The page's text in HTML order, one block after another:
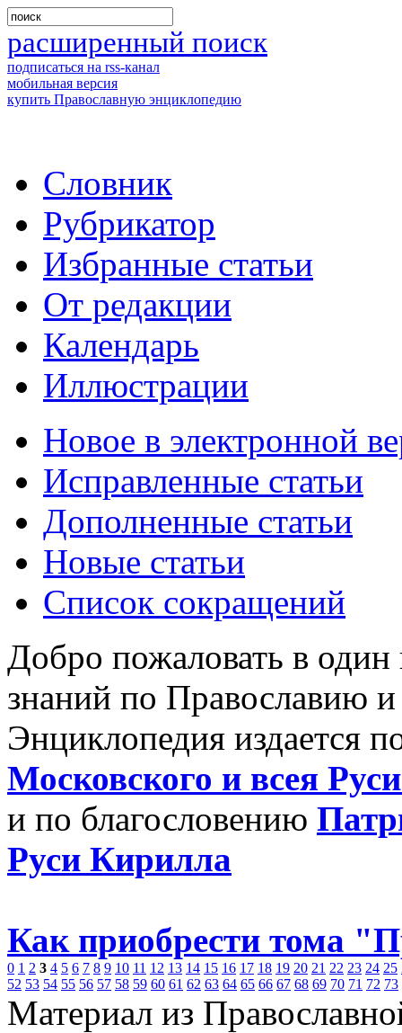
расширенный поиск
подписаться на rss-канал
мобильная версия
купить Православную энциклопедию
Словник
Рубрикатор
Избранные статьи
От редакции
Календарь
Иллюстрации
Новое в электронной
Исправленные статьи
Дополненные статьи
Новые статьи
Список сокращений
Добро пожаловать в
знаний по Православию
Энциклопедия издается
Московского и всея
и по благословению
Руси Кирилла
Как приобрести тома
0 1 2 3 4 5 6 7 8 9 10 11 12 13 14 15 16 17 18 19 20 21 22 23 24 25
52 53 54 55 56 57 58 59 60 61 62 63 64 65 66 67 68 69 70 71 72 73
Материал из